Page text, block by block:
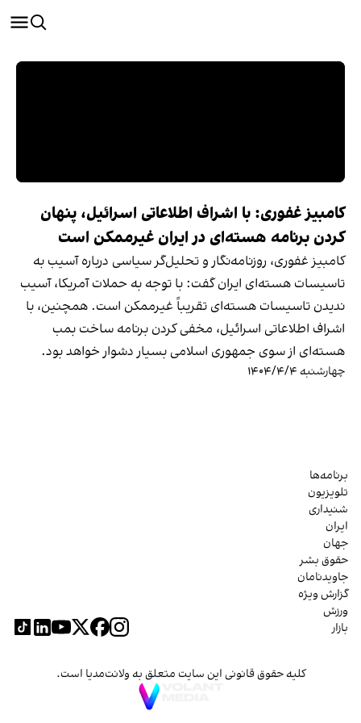
کامبیز غفوری: با اشراف اطلاعاتی اسرائیل، پنهان
کردن برنامه هسته‌ای در ایران غیرممکن است
کامبیز غفوری، روزنامه‌نگار و تحلیل‌گر سیاسی درباره آسیب به
تاسیسات هسته‌ای ایران گفت: با توجه به حملات آمریکا، آسیب
ندیدن تاسیسات هسته‌ای تقریباً غیرممکن است. همچنین، با
اشراف اطلاعاتی اسرائیل، مخفی‌ کردن برنامه ساخت بمب
هسته‌ای از سوی جمهوری اسلامی بسیار دشوار خواهد بود.
چهارشنبه ۱۴۰۴/۴/۴
برنامه‌ها
تلویزیون
شنیداری
ایران
جهان
حقوق بشر
جاویدنامان
گزارش ویژه
ورزش
بازار
کلیه حقوق قانونی این سایت متعلق به ولانت‌مدیا است.